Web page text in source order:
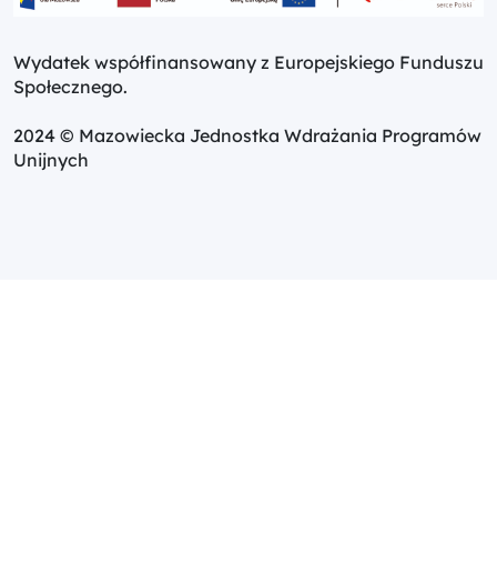
Wydatek współfinansowany z Europejskiego Funduszu
Społecznego.
2024 © Mazowiecka Jednostka Wdrażania Programów
Unijnych